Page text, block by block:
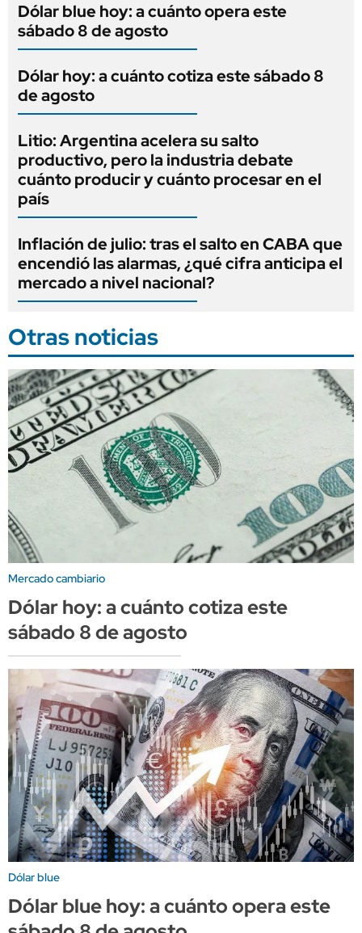
Dólar blue hoy: a cuánto opera este
sábado 8 de agosto
Dólar hoy: a cuánto cotiza este sábado 8
de agosto
Litio: Argentina acelera su salto
productivo, pero la industria debate
cuánto producir y cuánto procesar en el
país
Inflación de julio: tras el salto en CABA que
encendió las alarmas, ¿qué cifra anticipa el
mercado a nivel nacional?
Otras noticias
Mercado cambiario
Dólar hoy: a cuánto cotiza este
sábado 8 de agosto
Dólar blue
Dólar blue hoy: a cuánto opera este